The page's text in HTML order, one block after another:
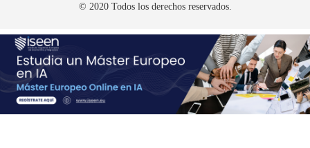
© 2020 Todos los derechos reservados.